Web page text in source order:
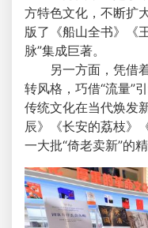
方特色文化，不断扩
版了《船山全书》《
脉”集成巨著。
另一方面，凭借着
转风格，巧借“流量”
传统文化在当代焕发
辰》《长安的荔枝》
一大批“倚老卖新”的精